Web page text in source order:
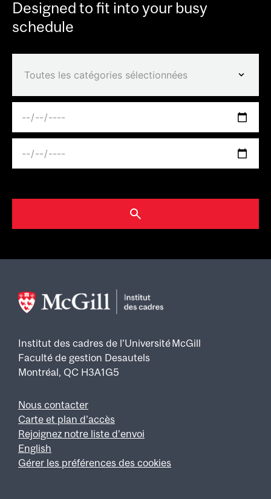
Designed to fit into your busy
schedule
Toutes les catégories sélectionnées
Institut des cadres de l’Université McGill
Faculté de gestion Desautels
Montréal, QC H3A1G5
Footer
Nous contacter
Carte et plan d'accès
Rejoignez notre liste d’envoi
English
Gérer les préférences des cookies